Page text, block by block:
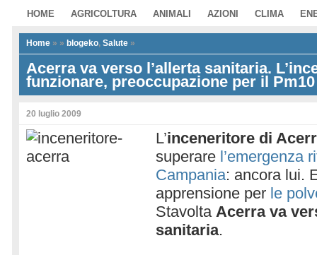
HOME AGRICOLTURA ANIMALI AZIONI CLIMA
Home » » blogeko, Salute »
Acerra va verso l’allerta sanitaria.
funzionare, preoccupazione per il Pm10
20 luglio 2009
L’inceneritore di
superare l’emergenza
Campania: ancora lui.
apprensione per le
Stavolta Acerra va
sanitaria.